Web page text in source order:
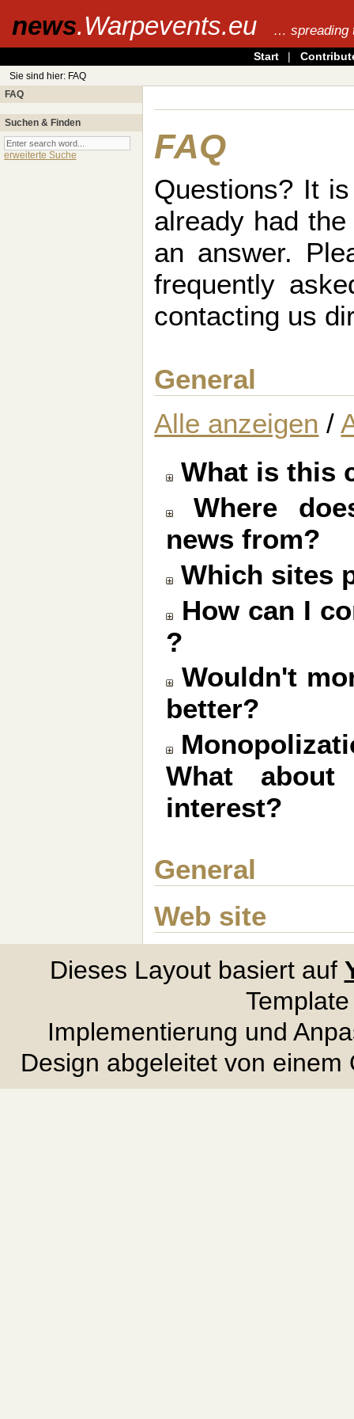
news.Warpevents.eu … spreading
Start |
Sie sind hier: FAQ
FAQ
Suchen & Finden
erweiterte Suche FAQ
Questions? It
already had
an answer.
frequently
contacting us
General
Alle anzeigen /
What is this
Where
news from?
Which sites
How can I
?
Wouldn't
better?
What
interest?
General
Web site
Dieses Layout basiert auf
Implementierung und
Design abgeleitet von